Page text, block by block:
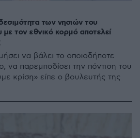
των νησιών του
με τον εθνικό κορμό αποτελεί
να βάλει το οποιοδήποτε
να παρεμποδίσει την πόντιση του
κρίση» είπε ο βουλευτής της